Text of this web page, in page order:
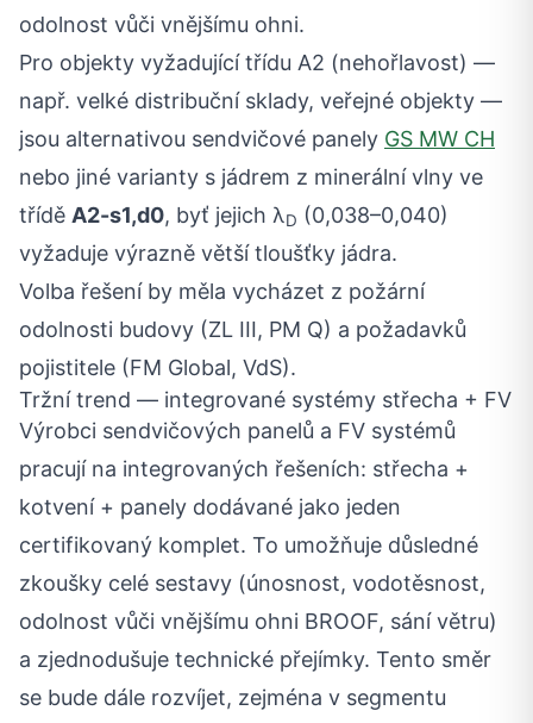
odolnost vůči vnějšímu ohni.
Pro objekty vyžadující třídu A2 (nehořlavost) —
např. velké distribuční sklady, veřejné objekty —
jsou alternativou sendvičové panely GS MW CH
nebo jiné varianty s jádrem z minerální vlny ve
třídě A2-s1,d0, byť jejich λD (0,038–0,040)
vyžaduje výrazně větší tloušťky jádra.
Volba řešení by měla vycházet z požární
odolnosti budovy (ZL III, PM Q) a požadavků
pojistitele (FM Global, VdS).
Tržní trend — integrované systémy střecha + FV
Výrobci sendvičových panelů a FV systémů
pracují na integrovaných řešeních: střecha +
kotvení + panely dodávané jako jeden
certifikovaný komplet. To umožňuje důsledné
zkoušky celé sestavy (únosnost, vodotěsnost,
odolnost vůči vnějšímu ohni BROOF, sání větru)
a zjednodušuje technické přejímky. Tento směr
se bude dále rozvíjet, zejména v segmentu